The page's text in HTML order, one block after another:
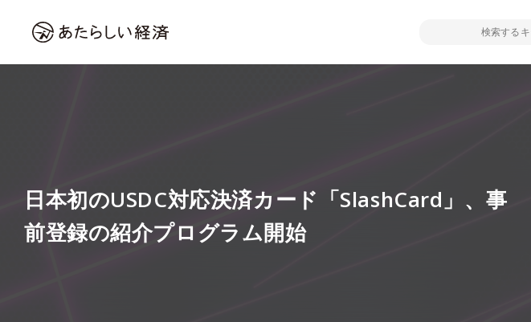
日本初のUSDC対応決済カード「SlashCard」、事
前登録の紹介プログラム開始